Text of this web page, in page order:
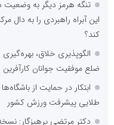
درج کلیه خدمات اطلاع
کاهش هزینه های درج خبر
نظرسنجی
اصلی ترین مشکلات بخش
صاحبان کسب و کار کدام